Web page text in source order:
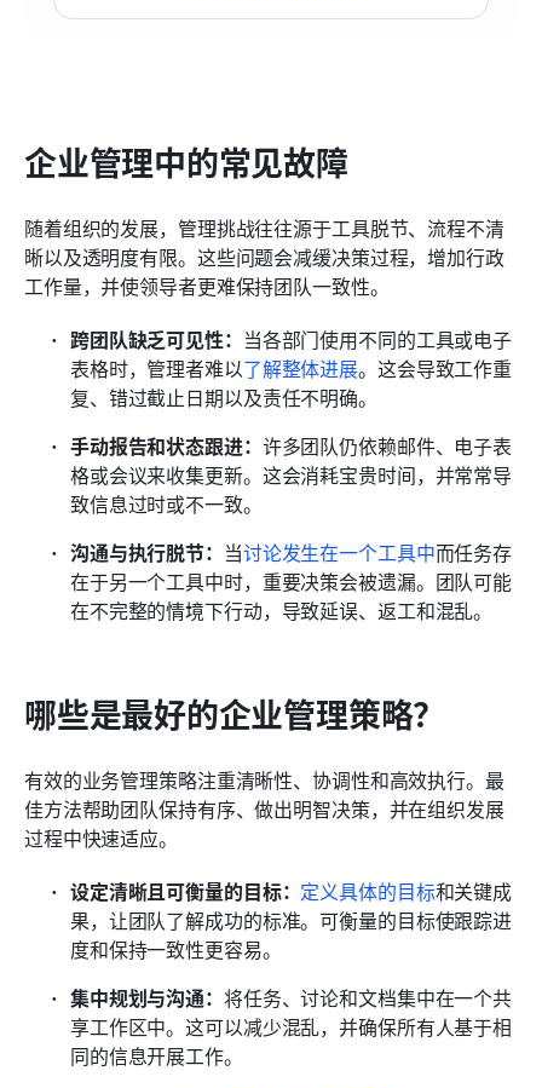
企业管理中的常见故障
随着组织的发展，管理挑战往往源于工具脱节、流程不清
晰以及透明度有限。这些问题会减缓决策过程，增加行政
工作量，并使领导者更难保持团队一致性。
跨团队缺乏可见性： 当各部门使用不同的工具或电子
表格时，管理者难以了解整体进展。这会导致工作重
复、错过截止日期以及责任不明确。
手动报告和状态跟进： 许多团队仍依赖邮件、电子表
格或会议来收集更新。这会消耗宝贵时间，并常常导
致信息过时或不一致。
沟通与执行脱节： 当讨论发生在一个工具中而任务存
在于另一个工具中时，重要决策会被遗漏。团队可能
在不完整的情境下行动，导致延误、返工和混乱。
哪些是最好的企业管理策略？
有效的业务管理策略注重清晰性、协调性和高效执行。最
佳方法帮助团队保持有序、做出明智决策，并在组织发展
过程中快速适应。
设定清晰且可衡量的目标： 定义具体的目标和关键成
果，让团队了解成功的标准。可衡量的目标使跟踪进
度和保持一致性更容易。
集中规划与沟通： 将任务、讨论和文档集中在一个共
享工作区中。这可以减少混乱，并确保所有人基于相
同的信息开展工作。